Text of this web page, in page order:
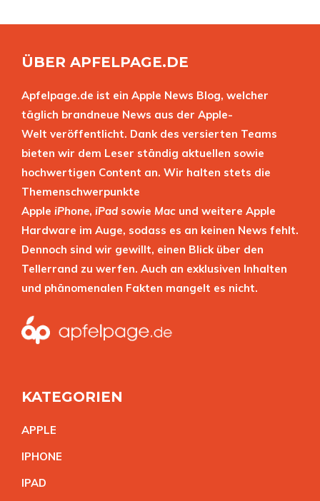
ÜBER APFELPAGE.DE
Apfelpage.de ist ein Apple News Blog, welcher
täglich brandneue News aus der Apple-
Welt veröffentlicht. Dank des versierten Teams
bieten wir dem Leser ständig aktuellen sowie
hochwertigen Content an. Wir halten stets die
Themenschwerpunkte
Apple iPhone, iPad sowie Mac und weitere Apple
Hardware im Auge, sodass es an keinen News fehlt.
Dennoch sind wir gewillt, einen Blick über den
Tellerrand zu werfen. Auch an exklusiven Inhalten
und phänomenalen Fakten mangelt es nicht.
KATEGORIEN
APPLE
IPHONE
IPAD